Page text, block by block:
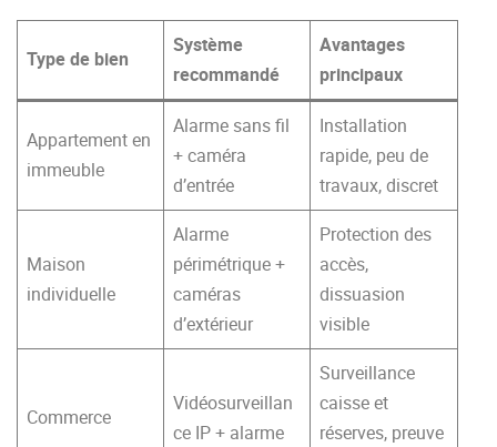
Type de bien
Système
recommandé
Avantages
principaux
Appartement en
immeuble
Alarme sans fil
+ caméra
d’entrée
Installation
rapide, peu de
travaux, discret
Maison
individuelle
Alarme
périmétrique +
caméras
d’extérieur
Protection des
accès,
dissuasion
visible
Commerce
Vidéosurveillan
ce IP + alarme
Surveillance
caisse et
réserves, preuve